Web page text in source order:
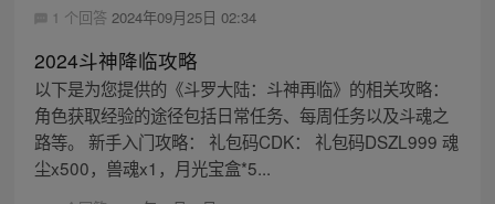
1 个回答 2024年09月25日 02:34
2024斗神降临攻略
以下是为您提供的《斗罗大陆：斗神再临》的相关攻略：
角色获取经验的途径包括日常任务、每周任务以及斗魂之
路等。 新手入门攻略： 礼包码CDK： 礼包码DSZL999 魂
尘x500，兽魂x1，月光宝盒*5...